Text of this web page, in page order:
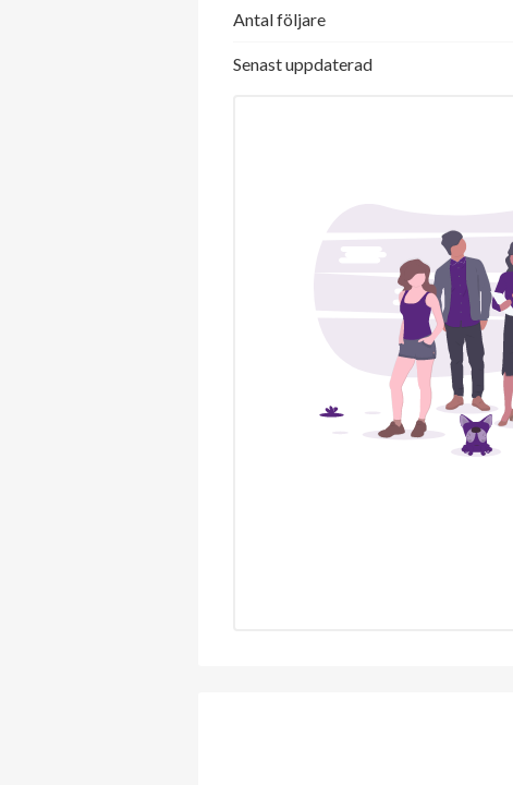
Antal följare
Senast uppdaterad